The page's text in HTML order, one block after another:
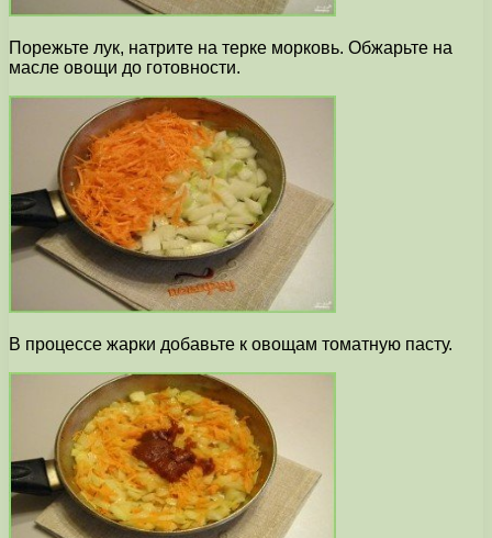
Порежьте лук, натрите на терке морковь. Обжарьте на
масле овощи до готовности.
В процессе жарки добавьте к овощам томатную пасту.